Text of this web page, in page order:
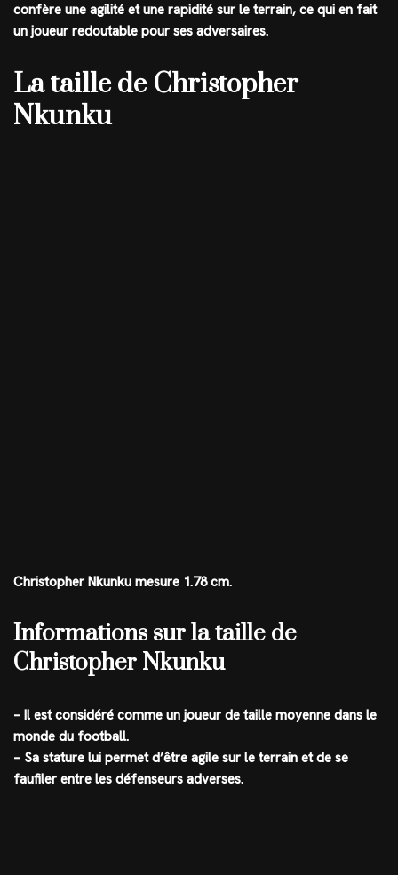
confère une agilité et une rapidité sur le terrain, ce qui en fait
un joueur redoutable pour ses adversaires.
La taille de Christopher
Nkunku
Christopher Nkunku mesure 1.78 cm.
Informations sur la taille de
Christopher Nkunku
– Il est considéré comme un joueur de taille moyenne dans le
monde du football.
– Sa stature lui permet d’être agile sur le terrain et de se
faufiler entre les défenseurs adverses.